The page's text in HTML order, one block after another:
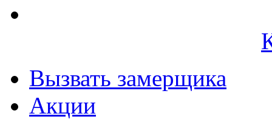
Вызвать замерщика
Акции